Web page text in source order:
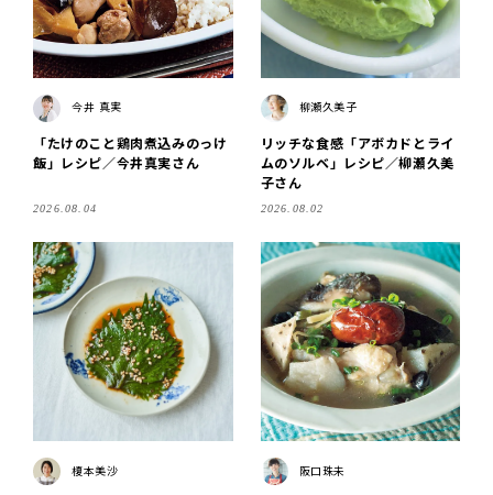
今井 真実
「たけのこと鶏肉煮込みのっけ
飯」レシピ／今井真実さん
2026.08.04
柳瀬久美子
リッチな食感「アボカドとライ
ムのソルベ」レシピ／柳瀬久美
子さん
2026.08.02
榎本美沙 阪口珠未